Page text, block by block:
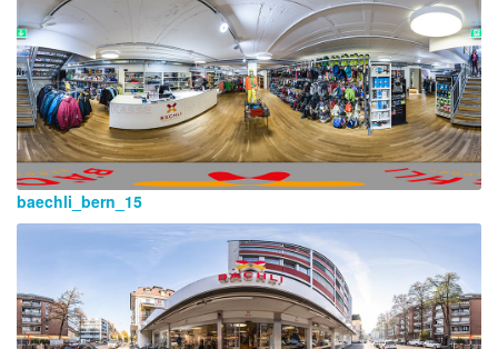
baechli_bern_15